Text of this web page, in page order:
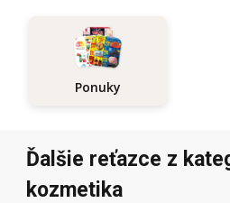
Ponuky
Ďalšie reťazce z
kozmetika